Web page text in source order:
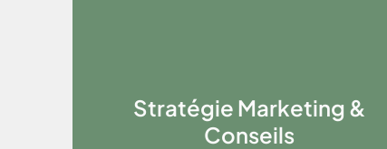
Stratégie Marketing &
Conseils